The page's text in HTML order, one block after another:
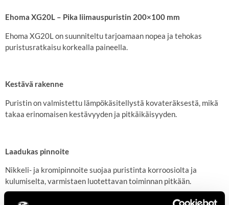
Ehoma XG20L – Pika liimauspuristin 200×100 mm
Ehoma XG20L on suunniteltu tarjoamaan nopea ja tehokas
puristusratkaisu korkealla paineella.
Kestävä rakenne
Puristin on valmistettu lämpökäsitellystä kovateräksestä, mikä
takaa erinomaisen kestävyyden ja pitkäikäisyyden.
Laadukas pinnoite
Nikkeli- ja kromipinnoite suojaa puristinta korroosiolta ja
kulumiselta, varmistaen luotettavan toiminnan pitkään.